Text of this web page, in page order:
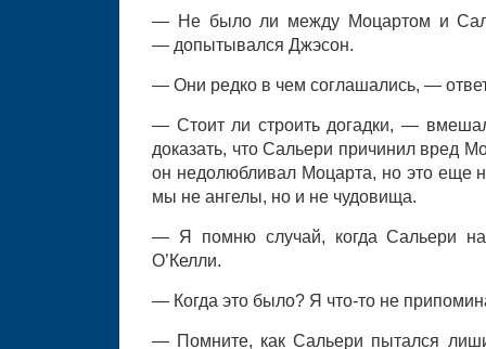
— Не было ли между Моцартом и
— допытывался Джэсон.
— Они редко в чем соглашались, —
— Стоит ли строить догадки, —
доказать, что Сальери причинил вред
он недолюбливал Моцарта, но это еще
мы не ангелы, но и не чудовища.
— Я помню случай, когда Сальери
О’Келли.
— Когда это было? Я что-то не
— Помните, как Сальери пытался